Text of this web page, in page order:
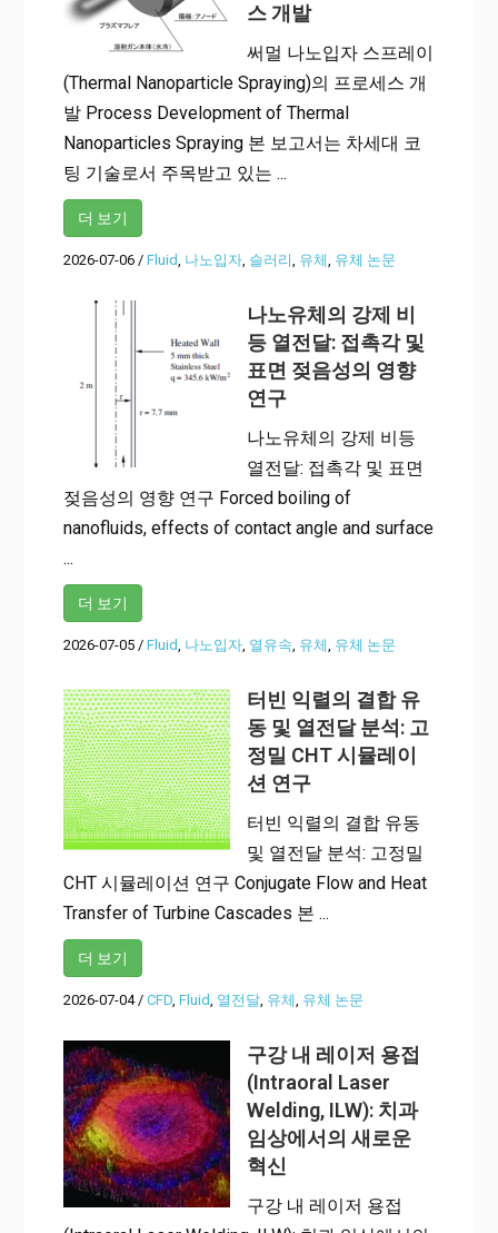
스 개발
써멀 나노입자 스프레이
(Thermal Nanoparticle Spraying)의 프로세스 개
발 Process Development of Thermal
Nanoparticles Spraying 본 보고서는 차세대 코
팅 기술로서 주목받고 있는 ...
더 보기
2026-07-06/ Fluid, 나노입자, 슬러리, 유체, 유체 논문
나노유체의 강제 비
등 열전달: 접촉각 및
표면 젖음성의 영향
연구
나노유체의 강제 비등
열전달: 접촉각 및 표면
젖음성의 영향 연구 Forced boiling of
nanofluids, effects of contact angle and surface
...
더 보기
2026-07-05/ Fluid, 나노입자, 열유속, 유체, 유체 논문
터빈 익렬의 결합 유
동 및 열전달 분석: 고
정밀 CHT 시뮬레이
션 연구
터빈 익렬의 결합 유동
및 열전달 분석: 고정밀
CHT 시뮬레이션 연구 Conjugate Flow and Heat
Transfer of Turbine Cascades 본 ...
더 보기
2026-07-04/ CFD, Fluid, 열전달, 유체, 유체 논문
구강 내 레이저 용접
(Intraoral Laser
Welding, ILW): 치과
임상에서의 새로운
혁신
구강 내 레이저 용접